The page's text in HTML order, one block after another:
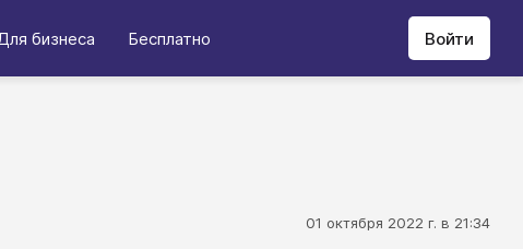
бизнеса Бесплатно Войти
01 октября 2022 г. в 21:34